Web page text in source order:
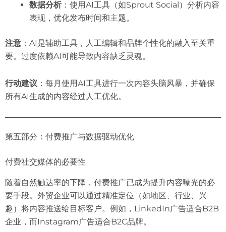
数据分析 ：使用AI工具（如Sprout Social）分析内容
表现，优化发布时间和主题。
注意 ：AI是辅助工具，人工编辑和品牌个性化的融入至关重
要。过度依赖AI可能导致内容缺乏灵魂。
行动建议 ：每月使用AI工具进行一次内容头脑风暴，并确保
所有AI生成的内容经过人工优化。
第五部分：付费推广与数据驱动优化
付费社交媒体的必要性
随着自然触达率的下降，付费推广已成为提升内容曝光的必
要手段。外贸企业可以通过精准定位（如地区、行业、兴
趣）将内容推送给目标客户。例如，LinkedIn广告适合B2B
企业，而Instagram广告适合B2C品牌。